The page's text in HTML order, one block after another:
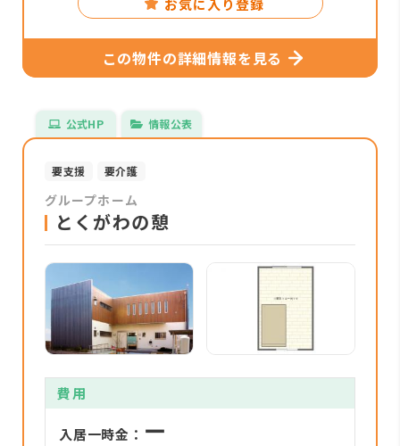
お気に入り登録
この物件の詳細情報を見る
公式HP 情報公表
要支援 要介護
グループホーム
とくがわの憩
費用
入居一時金： ー